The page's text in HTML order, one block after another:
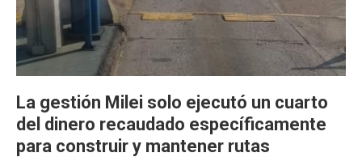
La gestión Milei solo ejecutó un cuarto
del dinero recaudado específicamente
para construir y mantener rutas